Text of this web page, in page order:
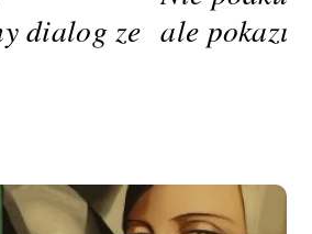
dialog ze ale